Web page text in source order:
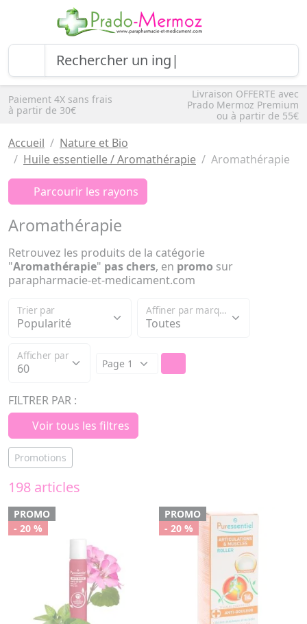
Paiement 4X sans frais
à partir de 30€
Livraison OFFERTE avec
Prado Mermoz Premium
ou à partir de 55€
Accueil
Nature et Bio
Huile essentielle / Aromathérapie
Aromathérapie
Parcourir les rayons
Aromathérapie
Retrouvez les produits de la catégorie
"Aromathérapie" pas chers, en promo sur
parapharmacie-et-medicament.com
Trier par Affiner par marque
Afficher par
FILTRER PAR :
Voir tous les filtres
Promotions
198 articles
PROMO
- 20 %
PROMO
- 20 %